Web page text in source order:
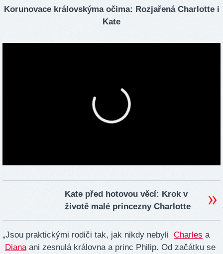
Korunovace královskýma očima: Rozjařená Charlotte i
Kate
Kate před hotovou věcí: Krok v
životě malé princezny Charlotte
„Jsou praktickými rodiči tak, jak nikdy nebyli Charles a
Dianaani zesnulá královna a princ Philip. Od začátku se